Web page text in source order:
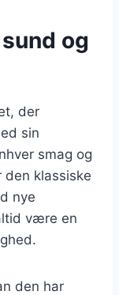
og
der
sin
smag og
klassiske
nye
være en
den har